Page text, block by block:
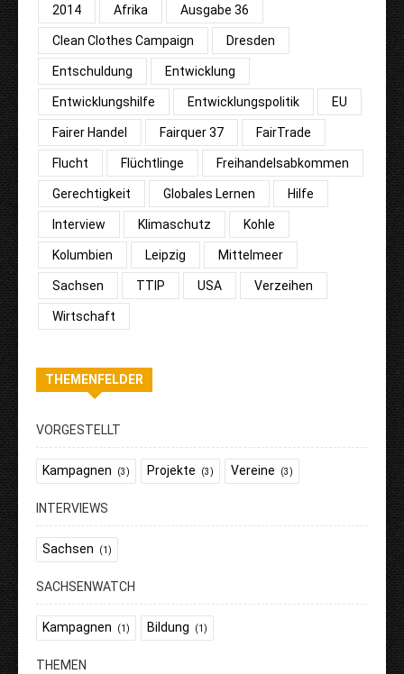
2014 Afrika Ausgabe 36
Clean Clothes Campaign Dresden
Entschuldung Entwicklung
Entwicklungshilfe Entwicklungspolitik EU
Fairer Handel Fairquer 37 FairTrade
Flucht Flüchtlinge Freihandelsabkommen
Gerechtigkeit Globales Lernen Hilfe
Interview Klimaschutz Kohle
Kolumbien Leipzig Mittelmeer
Sachsen TTIP USA Verzeihen
Wirtschaft
THEMENFELDER
VORGESTELLT
Kampagnen (3) Projekte (3) Vereine (3)
INTERVIEWS
Sachsen (1)
SACHSENWATCH
Kampagnen (1) Bildung (1)
THEMEN